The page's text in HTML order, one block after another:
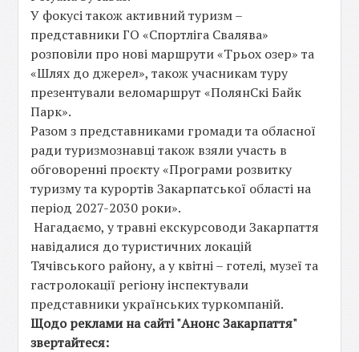
У фокусі також активний туризм –
представники ГО «Спортліга Свалява»
розповіли про нові маршрути «Трьох озер» та
«Шлях до джерел», також учасникам туру
презентували веломаршрут «ПолянСкі Байк
Парк».
Разом з представниками громади та обласної
ради туризмознавці також взяли участь в
обговоренні проєкту «Програми розвитку
туризму та курортів Закарпатської області на
період 2027-2030 роки».
Нагадаємо, у травні екскурсоводи Закарпаття
навідалися до туристичних локацій
Тячівського району, а у квітні – готелі, музеї та
гастролокації регіону інспектували
представники українських туркомпаній.
Щодо реклами на сайті "Анонс Закарпаття"
звертайтеся: